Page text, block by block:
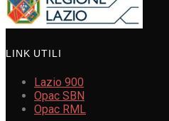
LINK UTILI
Lazio 900
Opac SBN
Opac RML